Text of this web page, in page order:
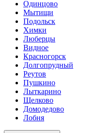
Одинцово
Мытищи
Подольск
Химки
Люберцы
Видное
Красногорск
Долгопрудный
Реутов
Пушкино
Лыткарино
Щелково
Домодедово
Лобня